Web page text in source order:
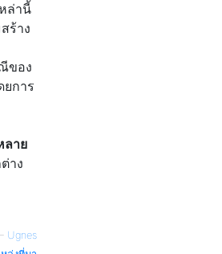
ล่านี้
ร้าง
ของ
การ
ลาย
าง
Ugnes